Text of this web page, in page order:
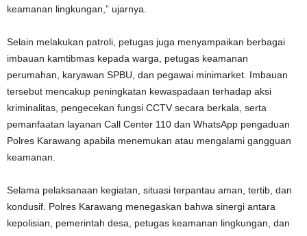
keamanan lingkungan,” ujarnya.
Selain melakukan patroli, petugas juga menyampaikan berbagai
imbauan kamtibmas kepada warga, petugas keamanan
perumahan, karyawan SPBU, dan pegawai minimarket. Imbauan
tersebut mencakup peningkatan kewaspadaan terhadap aksi
kriminalitas, pengecekan fungsi CCTV secara berkala, serta
pemanfaatan layanan Call Center 110 dan WhatsApp pengaduan
Polres Karawang apabila menemukan atau mengalami gangguan
keamanan.
Selama pelaksanaan kegiatan, situasi terpantau aman, tertib, dan
kondusif. Polres Karawang menegaskan bahwa sinergi antara
kepolisian, pemerintah desa, petugas keamanan lingkungan, dan